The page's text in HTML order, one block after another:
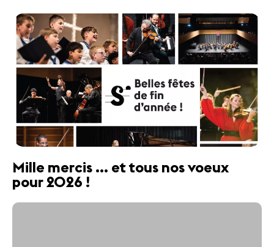
Mille mercis ... et tous nos voeux
pour 2026 !